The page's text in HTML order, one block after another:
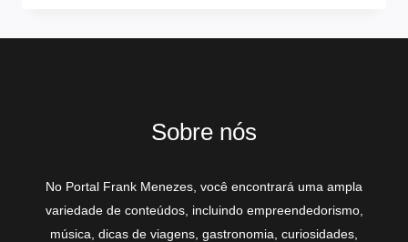
Sobre nós
No Portal Frank Menezes, você encontrará uma ampla
variedade de conteúdos, incluindo empreendedorismo,
música, dicas de viagens, gastronomia, curiosidades,